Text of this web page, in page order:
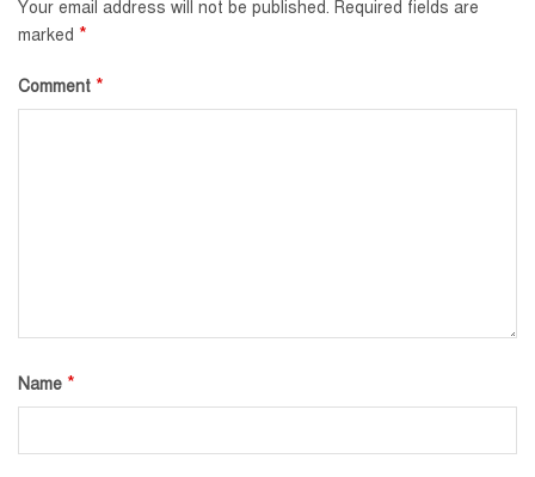
Your email address will not be published. Required fields are
marked *
Comment *
Name *